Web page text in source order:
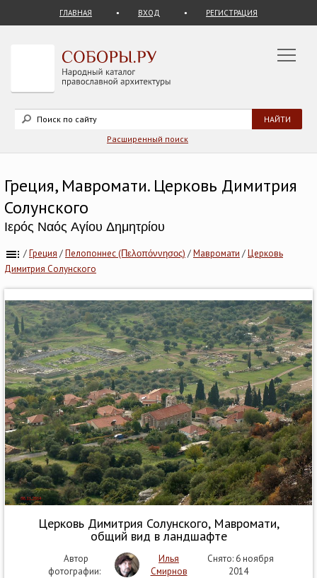
ГЛАВНАЯ ВХОД РЕГИСТРАЦИЯ
Расширенный поиск
Греция, Мавромати. Церковь Димитрия
Солунского
Ιερός Ναός Αγίου Δημητρίου
/Греция /Пелопоннес (Πελοπόννησος) /Мавромати /Церковь
Димитрия Солунского
Церковь Димитрия Солунского, Мавромати,
общий вид в ландшафте
Автор
фотографии:
Илья
Смирнов
Снято: 6 ноября
2014